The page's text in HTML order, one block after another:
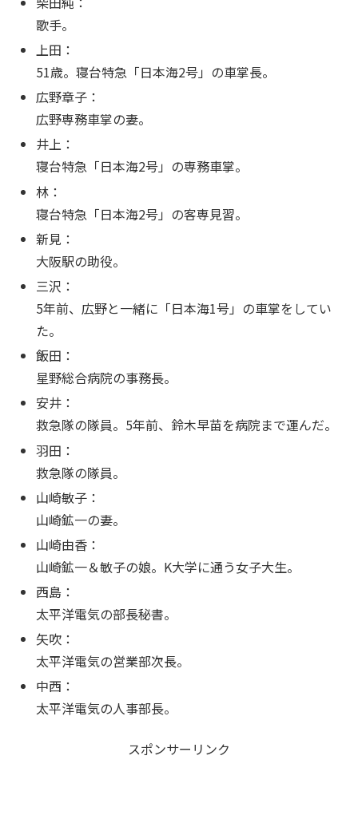
歌手。
上田：
51歳。寝台特急「日本海2号」の車掌長。
広野章子：
広野専務車掌の妻。
井上：
寝台特急「日本海2号」の専務車掌。
林：
寝台特急「日本海2号」の客専見習。
新見：
大阪駅の助役。
三沢：
5年前、広野と一緒に「日本海1号」の車掌をしてい
た。
飯田：
星野総合病院の事務長。
安井：
救急隊の隊員。5年前、鈴木早苗を病院まで運んだ。
羽田：
救急隊の隊員。
山崎敏子：
山崎鉱一の妻。
山崎由香：
山崎鉱一＆敏子の娘。K大学に通う女子大生。
西島：
太平洋電気の部長秘書。
矢吹：
太平洋電気の営業部次長。
中西：
太平洋電気の人事部長。
スポンサーリンク